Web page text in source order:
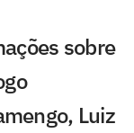
sobre
Luiz